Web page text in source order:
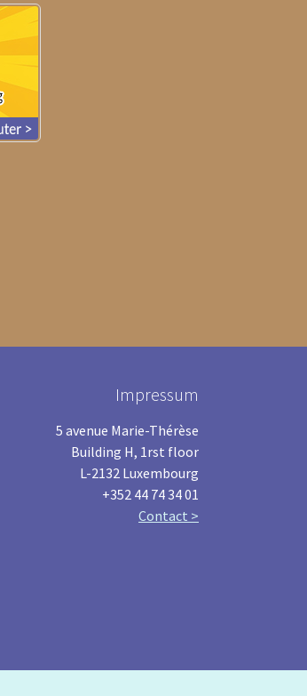
Impressum
5 avenue Marie-Thérèse
Building H, 1rst floor
L-2132 Luxembourg
+352 44 74 34 01
Contact >